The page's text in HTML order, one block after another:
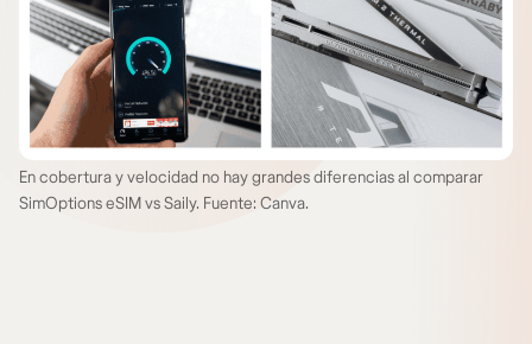
En cobertura y velocidad no hay grandes diferencias al comparar
SimOptions eSIM vs Saily. Fuente: Canva.